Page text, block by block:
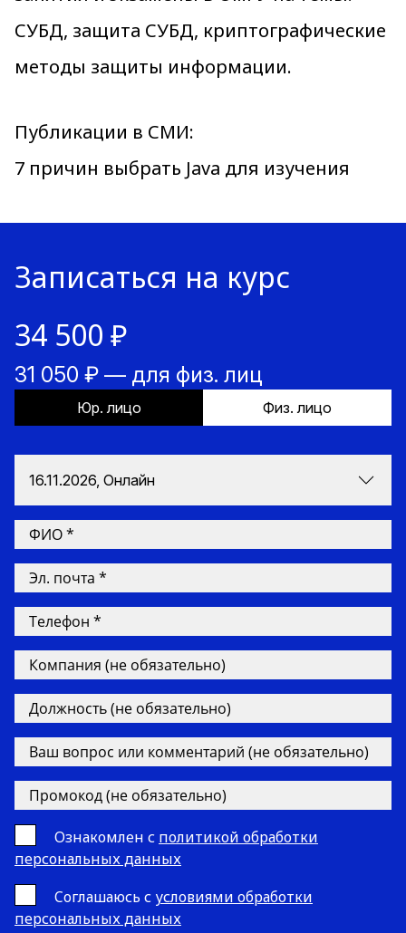
СУБД, защита СУБД, криптографические
методы защиты информации.
Публикации в СМИ:
7 причин выбрать Java для изучения
Записаться на курс
34 500 ₽
31 050 ₽ — для физ. лиц
Юр. лицо Физ. лицо
16.11.2026, Онлайн
Ознакомлен с политикой обработки
персональных данных
Cоглашаюсь с условиями обработки
персональных данных